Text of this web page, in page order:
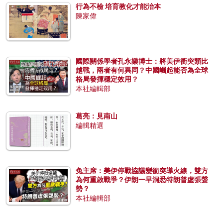
行為不檢 培育教化才能治本
陳家偉
國際關係學者孔永樂博士：將美伊衝突類比
越戰，兩者有何異同？中國崛起能否為全球
格局發揮穩定效用？
本社編輯部
葛亮：見南山
編輯精選
兔主席：美伊停戰協議變衝突導火線，雙方
為何重啟戰爭？伊朗一早洞悉特朗普虛張聲
勢？
本社編輯部